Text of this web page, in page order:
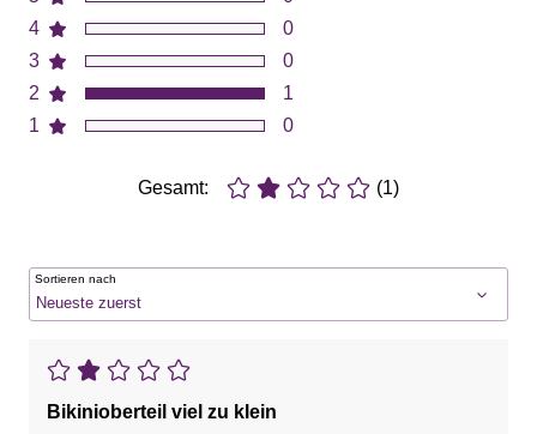
4
3
2
1
0
0
1
0
Gesamt: (1)
Sortieren nach
Bikinioberteil viel zu klein